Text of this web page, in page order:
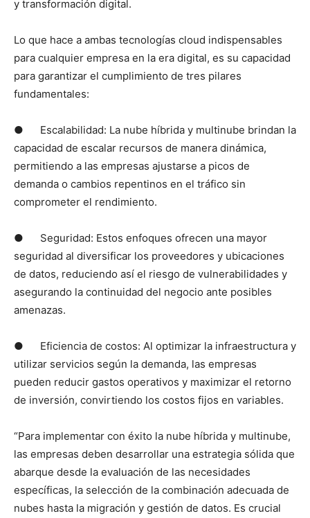
y transformación digital.
Lo que hace a ambas tecnologías cloud indispensables
para cualquier empresa en la era digital, es su capacidad
para garantizar el cumplimiento de tres pilares
fundamentales:
● Escalabilidad: La nube híbrida y multinube brindan la
capacidad de escalar recursos de manera dinámica,
permitiendo a las empresas ajustarse a picos de
demanda o cambios repentinos en el tráfico sin
comprometer el rendimiento.
● Seguridad: Estos enfoques ofrecen una mayor
seguridad al diversificar los proveedores y ubicaciones
de datos, reduciendo así el riesgo de vulnerabilidades y
asegurando la continuidad del negocio ante posibles
amenazas.
● Eficiencia de costos: Al optimizar la infraestructura y
utilizar servicios según la demanda, las empresas
pueden reducir gastos operativos y maximizar el retorno
de inversión, convirtiendo los costos fijos en variables.
“Para implementar con éxito la nube híbrida y multinube,
las empresas deben desarrollar una estrategia sólida que
abarque desde la evaluación de las necesidades
específicas, la selección de la combinación adecuada de
nubes hasta la migración y gestión de datos. Es crucial